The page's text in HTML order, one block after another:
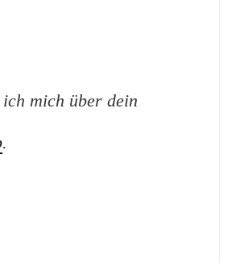
mich über dein
.